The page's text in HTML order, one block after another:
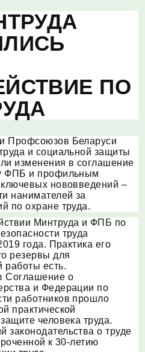
ПО
Профсоюзов Беларуси
и социальной защиты
изменения в соглашение
ФПБ и профильным
нововведений –
нанимателей за
по охране труда.
Минтруда и ФПБ по
труда
года. Практика его
резервы для
работы есть.
Соглашение о
и Федерации по
работников прошло
практической
человека труда.
о труде
к 30-летию